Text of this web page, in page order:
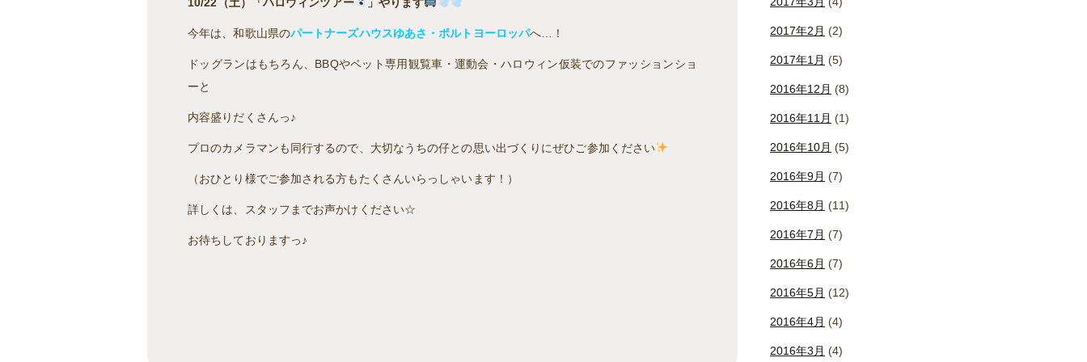
今年は、和歌山県のパートナーズハウスゆあさ・ポルトヨーロッパへ…！
ドッグランはもちろん、BBQやペット専用観覧車・運動会・ハロウィン仮装でのファッションショ
ーと
内容盛りだくさんっ♪
プロのカメラマンも同行するので、大切なうちの仔との思い出づくりにぜひご参加ください
（おひとり様でご参加される方もたくさんいらっしゃいます！）
詳しくは、スタッフまでお声かけください☆
お待ちしておりますっ♪
2017年2月 (2)
2017年1月 (5)
2016年12月 (8)
2016年11月 (1)
2016年10月 (5)
2016年9月 (7)
2016年8月 (11)
2016年7月 (7)
2016年6月 (7)
2016年5月 (12)
2016年4月 (4)
2016年3月 (4)